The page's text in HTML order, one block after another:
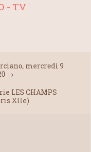
- TV
mercredi 9
→
LES CHAMPS
XIIe)